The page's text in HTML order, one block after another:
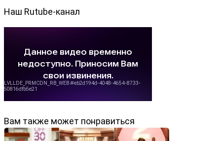
Наш Rutube-канал
Вам также может понравиться